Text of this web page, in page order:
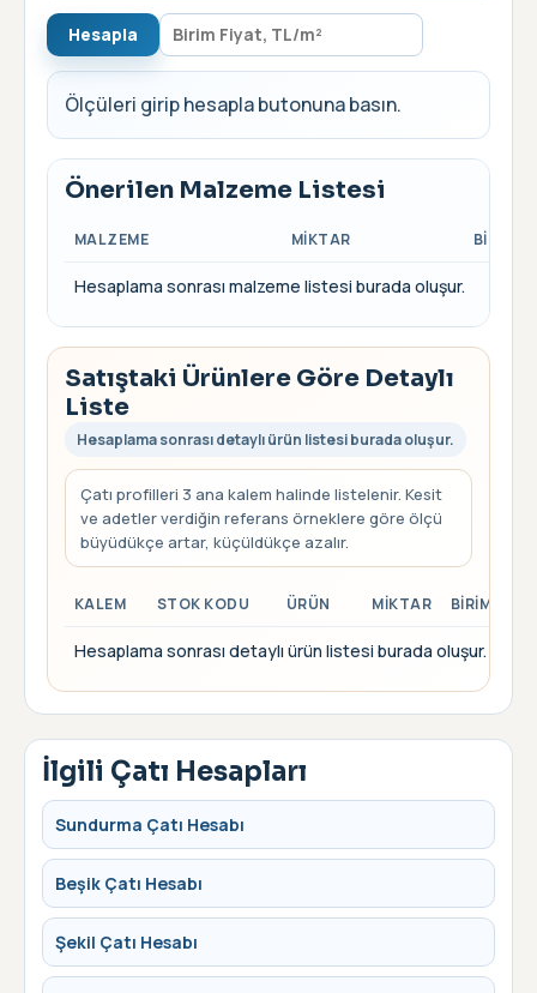
Hesapla
Ölçüleri girip hesapla butonuna basın.
Önerilen Malzeme Listesi
MALZEME MIKTAR BIRIM
Hesaplama sonrası malzeme listesi burada oluşur.
Satıştaki Ürünlere Göre Detaylı
Liste
Hesaplama sonrası detaylı ürün listesi burada oluşur.
Çatı profilleri 3 ana kalem halinde listelenir. Kesit
ve adetler verdiğin referans örneklere göre ölçü
büyüdükçe artar, küçüldükçe azalır.
KALEM STOK KODU ÜRÜN MIKTAR BIRIM
Hesaplama sonrası detaylı ürün listesi burada oluşur.
İlgili Çatı Hesapları
Sundurma Çatı Hesabı
Beşik Çatı Hesabı
Şekil Çatı Hesabı